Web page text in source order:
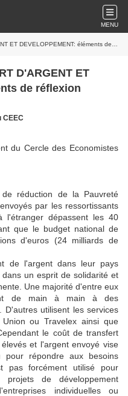
MENU
DEVELOPPEMENT: éléments de réflexion
D'ARGENT ET
de réflexion
CEEC
du Cercle des Economistes
réduction de la Pauvreté
par les ressortissants
l'étranger dépassent les 40
que le budget national de
d'euros (24 milliards de
de l'argent dans leur pays
un esprit de solidarité et
Une majorité d'entre eux
de main à main à des
utilisent les services
ou Travelex ainsi que
le coût de transfert
et l'argent envoyé vise
répondre aux besoins
pas forcément utilisé pour
de développement
individuelles ou